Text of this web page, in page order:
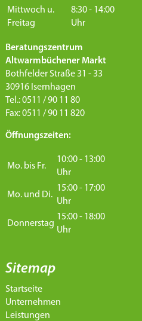
Mittwoch u.
Freitag
8:30 - 14:00
Uhr
Beratungszentrum
Altwarmbüchener Markt
Bothfelder Straße 31 - 33
30916 Isernhagen
Tel.: 0511 / 90 11 80
Fax: 0511 / 90 11 820
Öffnungszeiten:
Mo. bis Fr.
10:00 - 13:00
Uhr
Mo. und Di.
15:00 - 17:00
Uhr
Donnerstag
15:00 - 18:00
Uhr
Sitemap
Startseite
Unternehmen
Leistungen